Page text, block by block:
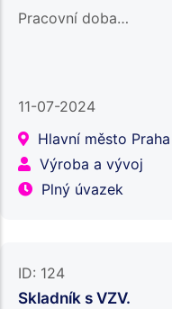
Pracovní doba…
11-07-2024
Hlavní město Praha
Výroba a vývoj
Plný úvazek
ID: 124
Skladník s VZV.